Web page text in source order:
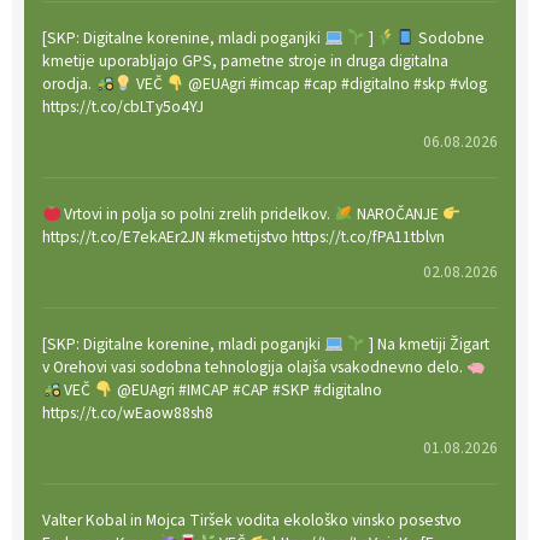
[SKP: Digitalne korenine, mladi poganjki ]
Sodobne
kmetije uporabljajo GPS, pametne stroje in druga digitalna
orodja.
VEČ
@EUAgri #imcap #cap #digitalno #skp #vlog
https://t.co/cbLTy5o4YJ
06.08.2026
Vrtovi in polja so polni zrelih pridelkov.
NAROČANJE
https://t.co/E7ekAEr2JN #kmetijstvo https://t.co/fPA11tblvn
02.08.2026
[SKP: Digitalne korenine, mladi poganjki
] Na kmetiji Žigart
v Orehovi vasi sodobna tehnologija olajša vsakodnevno delo.
VEČ
@EUAgri #IMCAP #CAP #SKP #digitalno
https://t.co/wEaow88sh8
01.08.2026
Valter Kobal in Mojca Tiršek vodita ekološko vinsko posestvo